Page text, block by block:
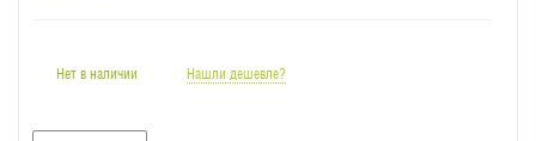
Нет в наличии Нашли дешевле?